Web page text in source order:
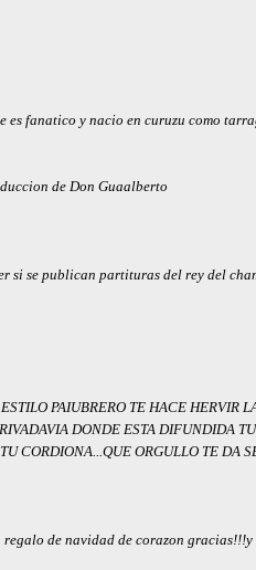
es fanatico y nacio en curuzu como
de Don Guaalberto
si se publican partituras del rey del
PAIUBRERO TE HACE HERVIR
DONDE ESTA DIFUNDIDA
CORDIONA...QUE ORGULLO TE DA
de navidad de corazon